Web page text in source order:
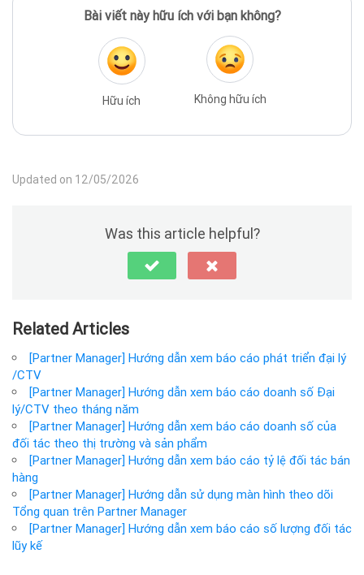
Bài viết này hữu ích với bạn không?
Hữu ích Không hữu ích
Updated on 12/05/2026
Was this article helpful?
Related Articles
[Partner Manager] Hướng dẫn xem báo cáo phát triển đại lý
/CTV
[Partner Manager] Hướng dẫn xem báo cáo doanh số Đại
lý/CTV theo tháng năm
[Partner Manager] Hướng dẫn xem báo cáo doanh số của
đối tác theo thị trường và sản phẩm
[Partner Manager] Hướng dẫn xem báo cáo tỷ lệ đối tác bán
hàng
[Partner Manager] Hướng dẫn sử dụng màn hình theo dõi
Tổng quan trên Partner Manager
[Partner Manager] Hướng dẫn xem báo cáo số lượng đối tác
lũy kế